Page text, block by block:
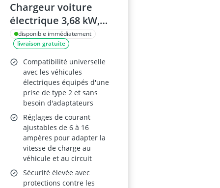
Chargeur voiture
électrique 3,68 kW,
câble Type 2 15 m avec
écran LCD, courant
réglable 6/8/10/13/16
A – compatible e-208,
Spring, 500e, Megane
EV, Zoe, Model 3,
PHEV/EV
disponible immédiatement
livraison gratuite
Compatibilité universelle
avec les véhicules
électriques équipés d'une
prise de type 2 et sans
besoin d'adaptateurs
Réglages de courant
ajustables de 6 à 16
ampères pour adapter la
vitesse de charge au
véhicule et au circuit
Sécurité élevée avec
protections contre les